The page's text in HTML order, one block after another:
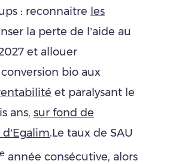
: reconnaitre les
la perte de l’aide au
et allouer
bio aux
et paralysant le
ans, sur fond de
.Le taux de SAU
année consécutive, alors